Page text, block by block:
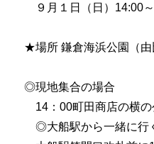
９月１日（日）14:00
★場所 鎌倉海浜公園（由
◎現地集合の場合
14：00町田商店の横の
◎大船駅から一緒に行